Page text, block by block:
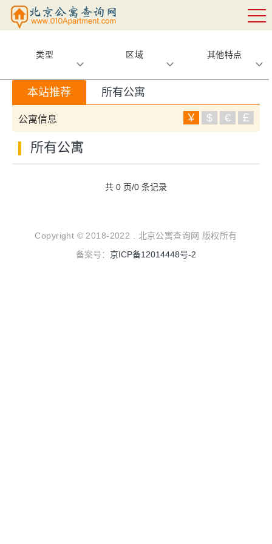
类型 区域 其他特点
本站推荐 所有公寓
公寓信息 ￥ $ € ￡
所有公寓
共 0 页/0 条记录
Copyright © 2018-2022 . 北京公寓查询网 版权所有
备案号： 京ICP备12014448号-2